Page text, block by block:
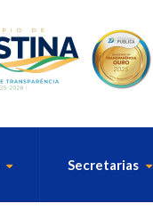
Secretarias